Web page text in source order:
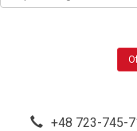
+48 723-745-